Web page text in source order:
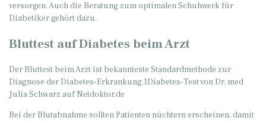
versorgen. Auch die Beratung zum optimalen Schuhwerk für
Diabetiker gehört dazu.
Bluttest auf Diabetes beim Arzt
Der Bluttest beim Arzt ist bekannteste Standardmethode zur
Diagnose der Diabetes-Erkrankung.1Diabetes-Test von Dr. med
Julia Schwarz auf Netdoktor.de
Bei der Blutabnahme sollten Patienten nüchtern erscheinen, damit